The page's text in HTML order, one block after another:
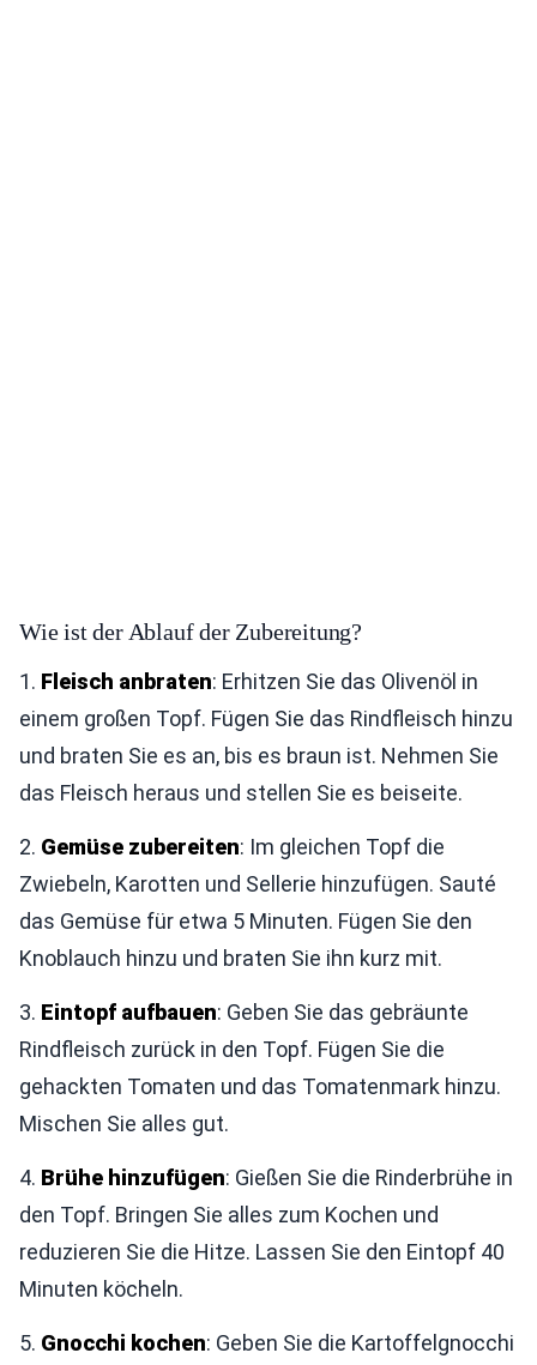
Wie ist der Ablauf der Zubereitung?
1. Fleisch anbraten: Erhitzen Sie das Olivenöl in
einem großen Topf. Fügen Sie das Rindfleisch hinzu
und braten Sie es an, bis es braun ist. Nehmen Sie
das Fleisch heraus und stellen Sie es beiseite.
2. Gemüse zubereiten: Im gleichen Topf die
Zwiebeln, Karotten und Sellerie hinzufügen. Sauté
das Gemüse für etwa 5 Minuten. Fügen Sie den
Knoblauch hinzu und braten Sie ihn kurz mit.
3. Eintopf aufbauen: Geben Sie das gebräunte
Rindfleisch zurück in den Topf. Fügen Sie die
gehackten Tomaten und das Tomatenmark hinzu.
Mischen Sie alles gut.
4. Brühe hinzufügen: Gießen Sie die Rinderbrühe in
den Topf. Bringen Sie alles zum Kochen und
reduzieren Sie die Hitze. Lassen Sie den Eintopf 40
Minuten köcheln.
5. Gnocchi kochen: Geben Sie die Kartoffelgnocchi